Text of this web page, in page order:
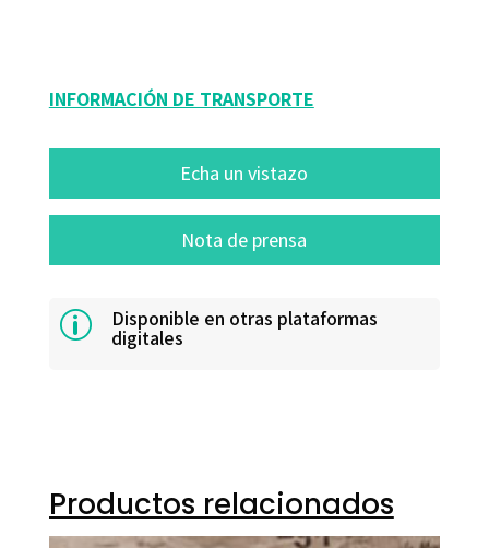
INFORMACIÓN DE TRANSPORTE
Echa un vistazo
Nota de prensa
p Disponible en otras plataformas
digitales
Productos relacionados